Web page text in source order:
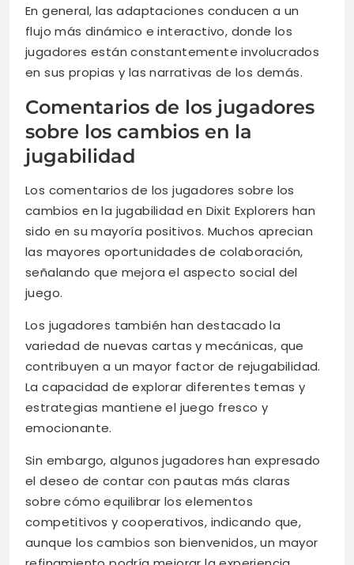
En general, las adaptaciones conducen a un
flujo más dinámico e interactivo, donde los
jugadores están constantemente involucrados
en sus propias y las narrativas de los demás.
Comentarios de los jugadores
sobre los cambios en la
jugabilidad
Los comentarios de los jugadores sobre los
cambios en la jugabilidad en Dixit Explorers han
sido en su mayoría positivos. Muchos aprecian
las mayores oportunidades de colaboración,
señalando que mejora el aspecto social del
juego.
Los jugadores también han destacado la
variedad de nuevas cartas y mecánicas, que
contribuyen a un mayor factor de rejugabilidad.
La capacidad de explorar diferentes temas y
estrategias mantiene el juego fresco y
emocionante.
Sin embargo, algunos jugadores han expresado
el deseo de contar con pautas más claras
sobre cómo equilibrar los elementos
competitivos y cooperativos, indicando que,
aunque los cambios son bienvenidos, un mayor